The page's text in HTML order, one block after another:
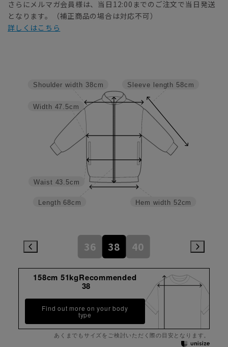
さらにメルマガ会員様は、当日12:00までのご注文で当日発送
となります。（補正商品の場合は対応不可）
詳しくはこちら
Hem width 52cm
Sleeve length 58cm
Length 68cm
Waist 43.5cm
Width 47.5cm
Shoulder width 38cm
36 38 40
158cm 51kgRecommended
38
Find out more on your body
type
あくまでもサイズをご検討いただく際の目安となります。